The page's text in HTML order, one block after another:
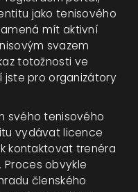
jako tenisového
mít aktivní
svazem
totožnosti ve
jste pro organizátory
svého tenisového
vydávat licence
kontaktovat trenéra
obvykle
členského